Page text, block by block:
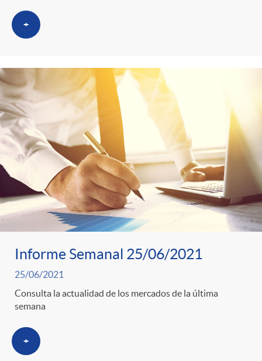
+
Informe Semanal 25/06/2021
25/06/2021
Consulta la actualidad de los mercados de la última
semana
+